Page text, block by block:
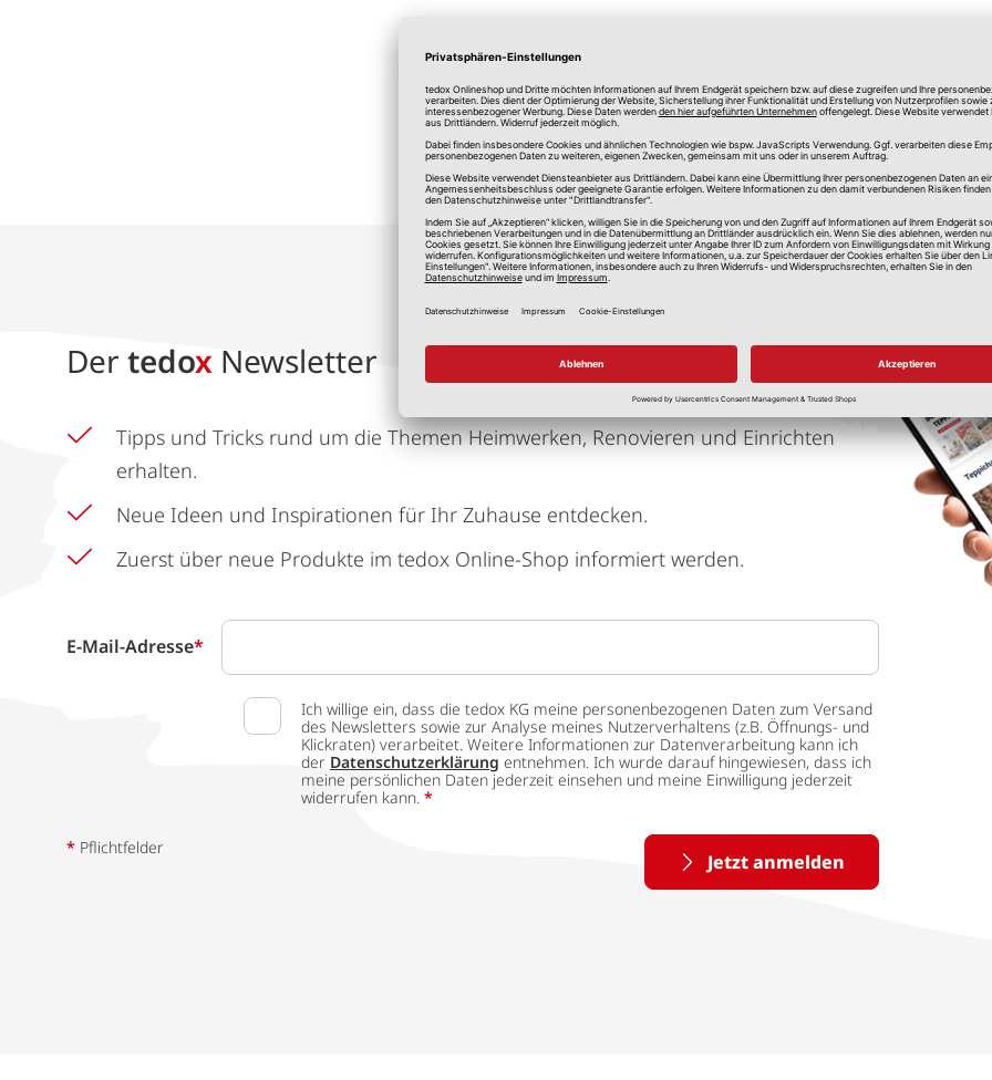
*Alle Preise in Euro, inkl. gesetzlicher Mehrwertsteuer, zzgl.
Der tedox Newsletter
Tipps und Tricks rund um die Themen Heimwerken, Renovieren und Einrichten
erhalten.
Neue Ideen und Inspirationen für Ihr Zuhause entdecken.
Zuerst über neue Produkte im tedox Online-Shop informiert werden.
E-Mail-Adresse*
Ich willige ein, dass die tedox KG meine personenbezogenen Daten zum Versand
des Newsletters sowie zur Analyse meines Nutzerverhaltens (z.B. Öffnungs- und
Klickraten) verarbeitet. Weitere Informationen zur Datenverarbeitung kann ich
der Datenschutzerklärung entnehmen. Ich wurde darauf hingewiesen, dass ich
meine persönlichen Daten jederzeit einsehen und meine Einwilligung jederzeit
widerrufen kann. *
Jetzt anmelden
* Pflichtfelder